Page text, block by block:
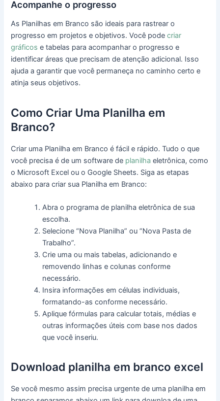
Acompanhe o progresso
As Planilhas em Branco são ideais para rastrear o
progresso em projetos e objetivos. Você podecriar
gráficos e tabelas para acompanhar o progresso e
identificar áreas que precisam de atenção adicional. Isso
ajuda a garantir que você permaneça no caminho certo e
atinja seus objetivos.
Como Criar Uma Planilha em
Branco?
Criar uma Planilha em Branco é fácil e rápido. Tudo o que
você precisa é de um software de planilha eletrônica, como
o Microsoft Excel ou o Google Sheets. Siga as etapas
abaixo para criar sua Planilha em Branco:
Abra o programa de planilha eletrônica de sua
escolha.
Selecione “Nova Planilha” ou “Nova Pasta de
Trabalho”.
Crie uma ou mais tabelas, adicionando e
removendo linhas e colunas conforme
necessário.
Insira informações em células individuais,
formatando-as conforme necessário.
Aplique fórmulas para calcular totais, médias e
outras informações úteis com base nos dados
que você inseriu.
Download planilha em branco excel
Se você mesmo assim precisa urgente de uma planilha em